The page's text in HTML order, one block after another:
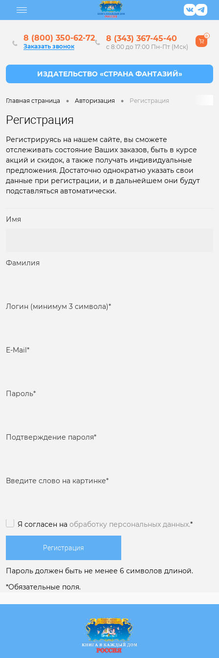
8 (800) 350-62-72
Заказать звонок
8 (343) 367-45-40
с 8:00 до 17:00 Пн-Пт (Мск)
0
Главная страница • Авторизация • Регистрация
Регистрация
Регистрируясь на нашем сайте, вы сможете
отслеживать состояние Ваших заказов, быть в курсе
акций и скидок, а также получать индивидуальные
предложения. Достаточно однократно указать свои
данные при регистрации, и в дальнейшем они будут
подставляться автоматически.
Имя
Фамилия
Логин (минимум 3 символа)*
E-Mail*
Пароль*
Подтверждение пароля*
Введите слово на картинке*
Я согласен на обработку персональных данных.*
Пароль должен быть не менее 6 символов длиной.
*Обязательные поля.